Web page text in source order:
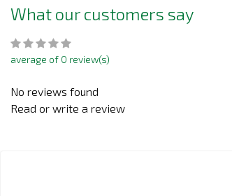
What our customers say
average of 0 review(s)
No reviews found
Read or write a review